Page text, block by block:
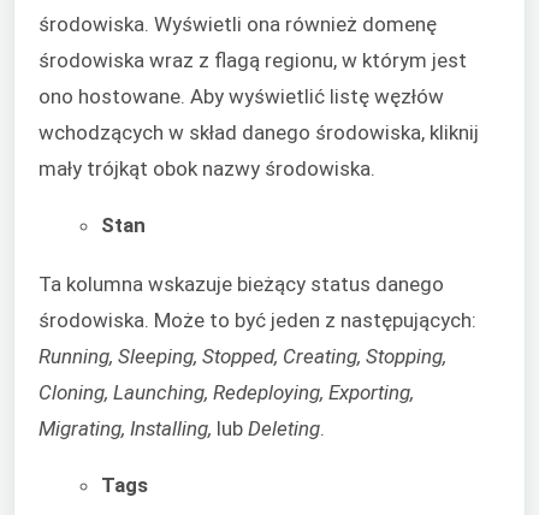
środowiska. Wyświetli ona również domenę
środowiska wraz z flagą regionu, w którym jest
ono hostowane. Aby wyświetlić listę węzłów
wchodzących w skład danego środowiska, kliknij
mały trójkąt obok nazwy środowiska.
Stan
Ta kolumna wskazuje bieżący status danego
środowiska. Może to być jeden z następujących:
Running, Sleeping, Stopped, Creating, Stopping,
Cloning, Launching, Redeploying, Exporting,
Migrating, Installing, lub Deleting
Tags